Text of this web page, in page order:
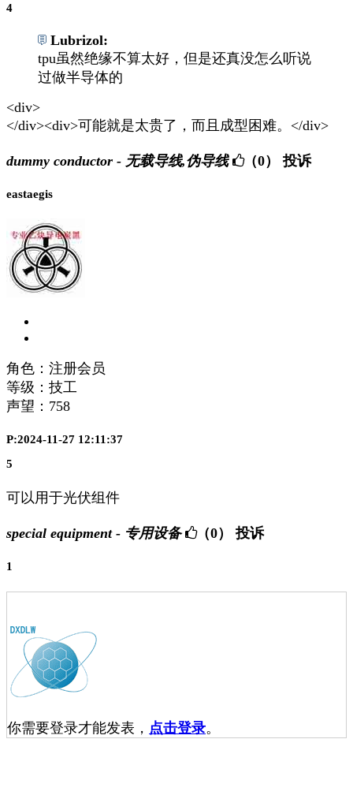
4
Lubrizol:
tpu虽然绝缘不算太好，但是还真没怎么听说
过做半导体的
<div>
</div><div>可能就是太贵了，而且成型困难。</div>
dummy conductor - 无载导线,伪导线 （0） 投诉
eastaegis
角色：注册会员
等级：技工
声望： 758
P:2024-11-27 12:11:37
5
可以用于光伏组件
special equipment - 专用设备 （0） 投诉
1
你需要登录才能发表， 点击登录。